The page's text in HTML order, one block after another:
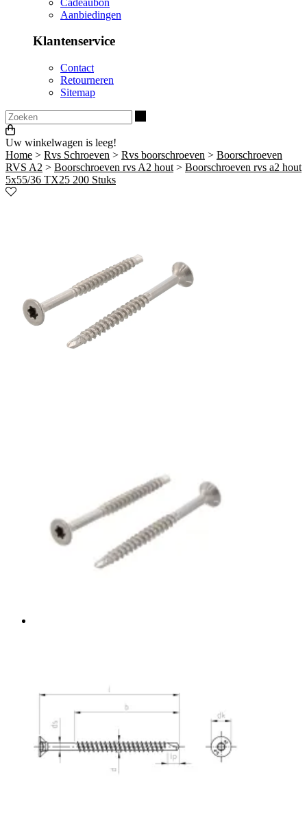
Aanbiedingen
Klantenservice
Contact
Retourneren
Sitemap
Uw winkelwagen is leeg!
Home > Rvs Schroeven > Rvs boorschroeven > Boorschroeven
RVS A2 > Boorschroeven rvs A2 hout > Boorschroeven rvs a2 hout
5x55/36 TX25 200 Stuks